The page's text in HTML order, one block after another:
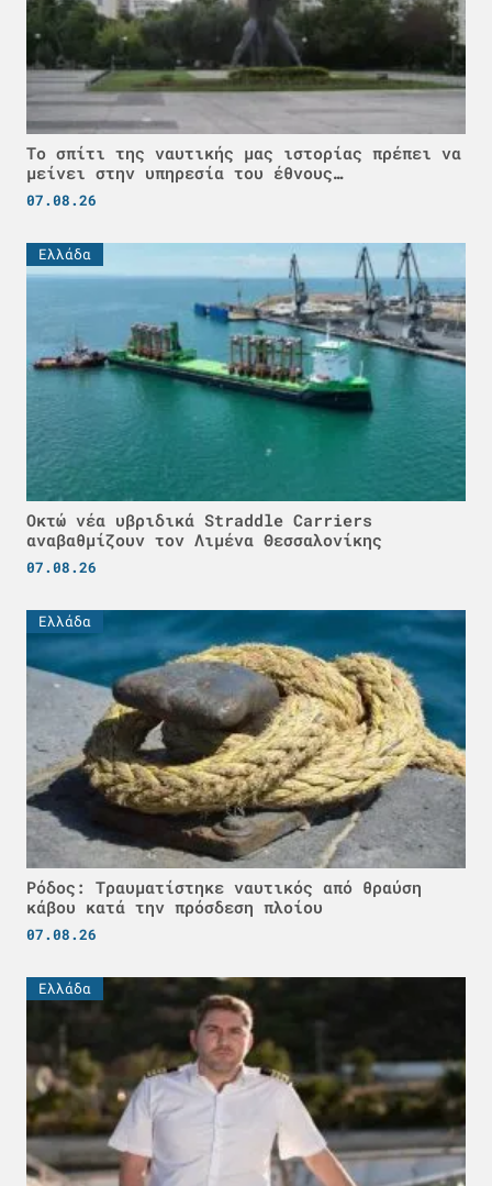
Το σπίτι της ναυτικής μας ιστορίας πρέπει να
μείνει στην υπηρεσία του έθνους…
07.08.26
Ελλάδα
Οκτώ νέα υβριδικά Straddle Carriers
αναβαθμίζουν τον Λιμένα Θεσσαλονίκης
07.08.26
Ελλάδα
Ρόδος: Τραυματίστηκε ναυτικός από θραύση
κάβου κατά την πρόσδεση πλοίου
07.08.26
Ελλάδα